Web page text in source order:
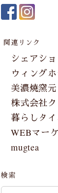
関連リンク
シェアシ
ウィング
美濃焼窯
株式会社
暮らしタ
WEBマー
mugtea
検索